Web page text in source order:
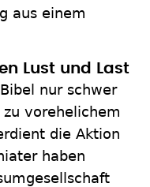
aus einem
Lust und Last
nur schwer
vorehelichem
die Aktion
haben